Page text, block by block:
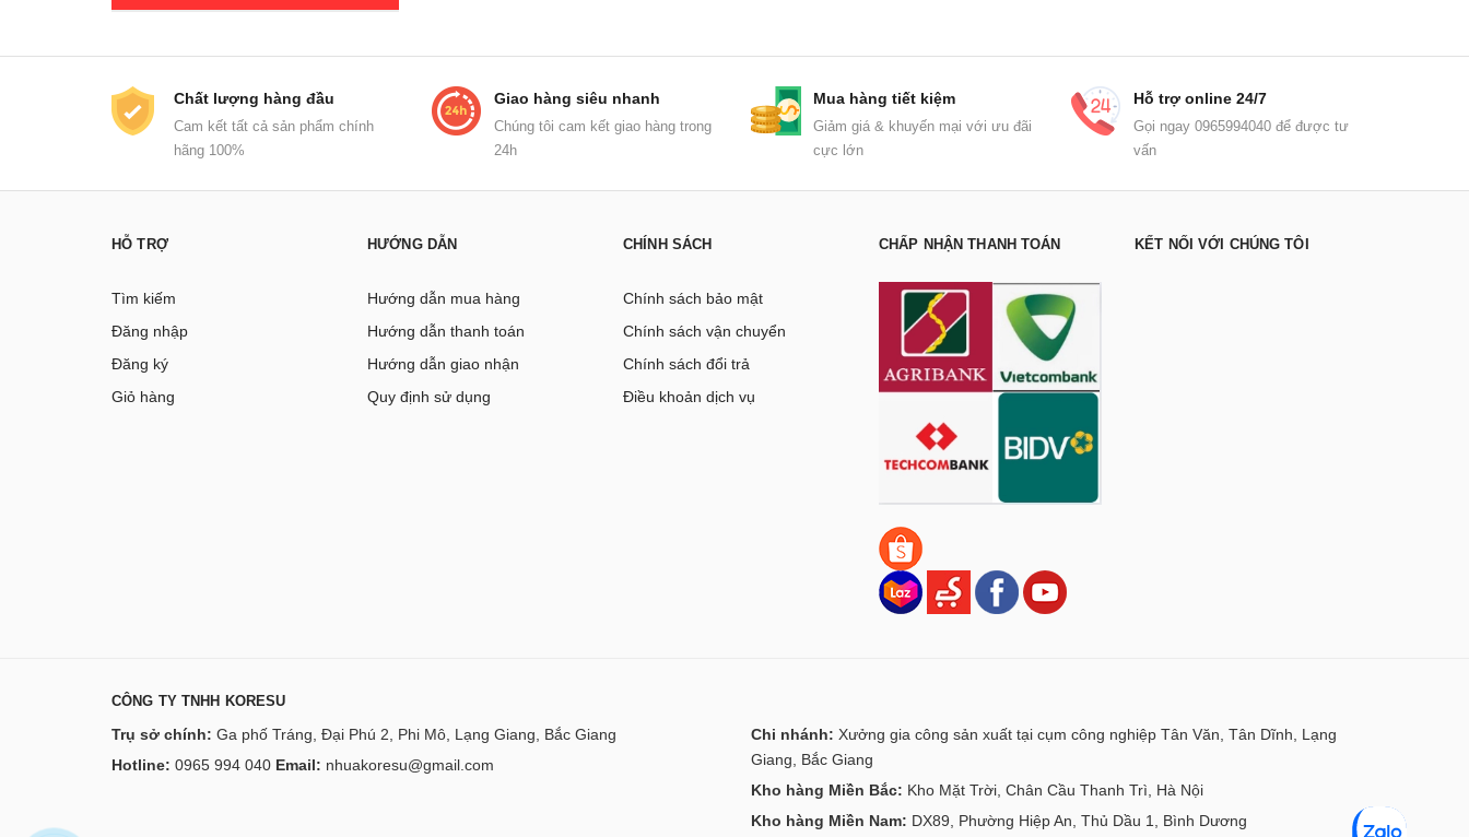
Chất lượng hàng đầu
Cam kết tất cả sản phẩm chính
hãng 100%
Giao hàng siêu nhanh
Chúng tôi cam kết giao hàng trong
24h
Mua hàng tiết kiệm
Giảm giá & khuyến mại với ưu đãi
cực lớn
Hỗ trợ online 24/7
Gọi ngay 0965994040 để được tư
vấn
HỖ TRỢ
Tìm kiếm
Đăng nhập
Đăng ký
Giỏ hàng
HƯỚNG DẪN
Hướng dẫn mua hàng
Hướng dẫn thanh toán
Hướng dẫn giao nhận
Quy định sử dụng
CHÍNH SÁCH
Chính sách bảo mật
Chính sách vận chuyển
Chính sách đổi trả
Điều khoản dịch vụ
CHẤP NHẬN THANH TOÁN KẾT NỐI VỚI CHÚNG TÔI
CÔNG TY TNHH KORESU
Trụ sở chính: Ga phố Tráng, Đại Phú 2, Phi Mô, Lạng Giang, Bắc Giang
Hotline: 0965 994 040 Email: nhuakoresu@gmail.com
Chi nhánh: Xưởng gia công sản xuất tại cụm công nghiệp Tân Văn, Tân Dĩnh, Lạng
Giang, Bắc Giang
Kho hàng Miền Bắc: Kho Mặt Trời, Chân Cầu Thanh Trì, Hà Nội
Kho hàng Miền Nam: DX89, Phường Hiệp An, Thủ Dầu 1, Bình Dương